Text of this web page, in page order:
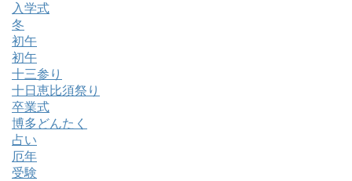
入学式
冬
初午
初午
十三参り
十日恵比須祭り
卒業式
博多どんたく
占い
厄年
受験